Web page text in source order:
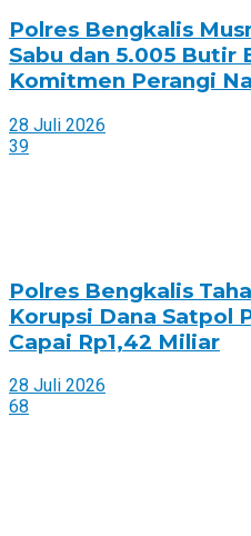
Polres Bengkalis
Sabu dan 5.005 Butir
Komitmen Perangi
28 Juli 2026
39
Polres Bengkalis
Korupsi Dana Satpol
Capai Rp1,42 Miliar
28 Juli 2026
68